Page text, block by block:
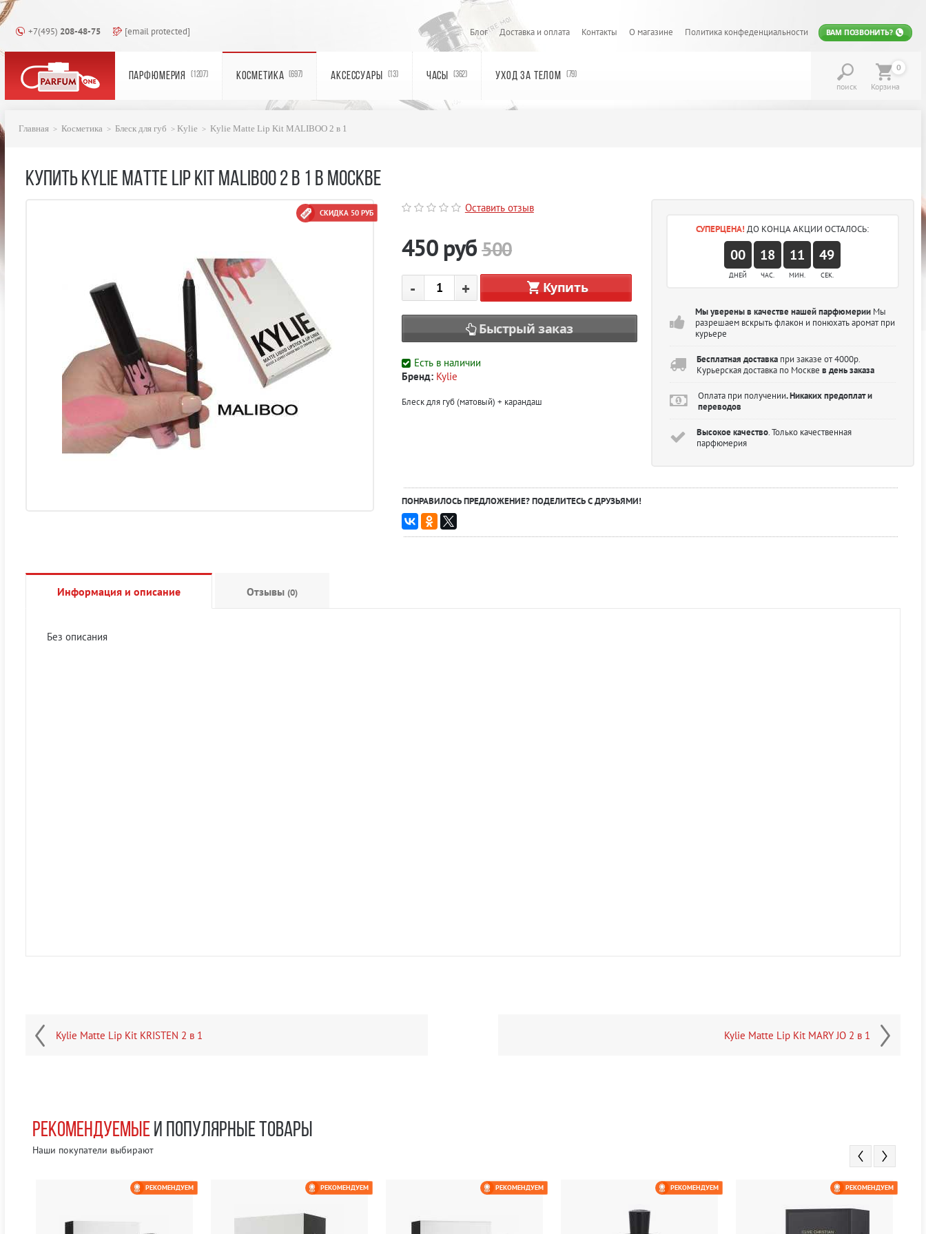
+7(495) 208-48-75 [email protected] Блог Доставка и оплата Контакты О магазине Политика конфеденциальности ВАМ ПОЗВОНИТЬ?
ПАРФЮМЕРИЯ (1207) КОСМЕТИКА (697) АКСЕССУАРЫ (13) ЧАСЫ (362) УХОД ЗА ТЕЛОМ (79)
поиск
0
Корзина
Главная Косметика Блеск для губ Kylie Kylie Matte Lip Kit MALIBOO 2 в 1
КУПИТЬ KYLIE MATTE LIP KIT MALIBOO 2 В 1 В МОСКВЕ
СКИДКА 50 РУБ Оставить отзыв
450 руб 500
- + Купить
Быстрый заказ
Есть в наличии
Бренд: Kylie
Блеск для губ (матовый) + карандаш
СУПЕРЦЕНА! ДО КОНЦА АКЦИИ ОСТАЛОСЬ:
00 18 11 48
ДНЕЙ ЧАС. МИН. СЕК.
Мы уверены в качестве нашей парфюмерииМы
разрешаем вскрыть флакон и понюхать аромат при
курьере
Бесплатная доставкапри заказе от 4000р.
Курьерская доставка по Москве в день заказа
Оплата при получении. Никаких предоплат и
переводов
Высокое качество. Только качественная
парфюмерия
ПОНРАВИЛОСЬ ПРЕДЛОЖЕНИЕ? ПОДЕЛИТЕСЬ С ДРУЗЬЯМИ!
Информация и описание Отзывы (0)
Без описания
Kylie Matte Lip Kit KRISTEN 2 в 1 Kylie Matte Lip Kit MARY JO 2 в 1
РЕКОМЕНДУЕМЫЕИ ПОПУЛЯРНЫЕ ТОВАРЫ
Наши покупатели выбирают
РЕКОМЕНДУЕМ РЕКОМЕНДУЕМ РЕКОМЕНДУЕМ РЕКОМЕНДУЕМ РЕКОМЕНДУЕМ